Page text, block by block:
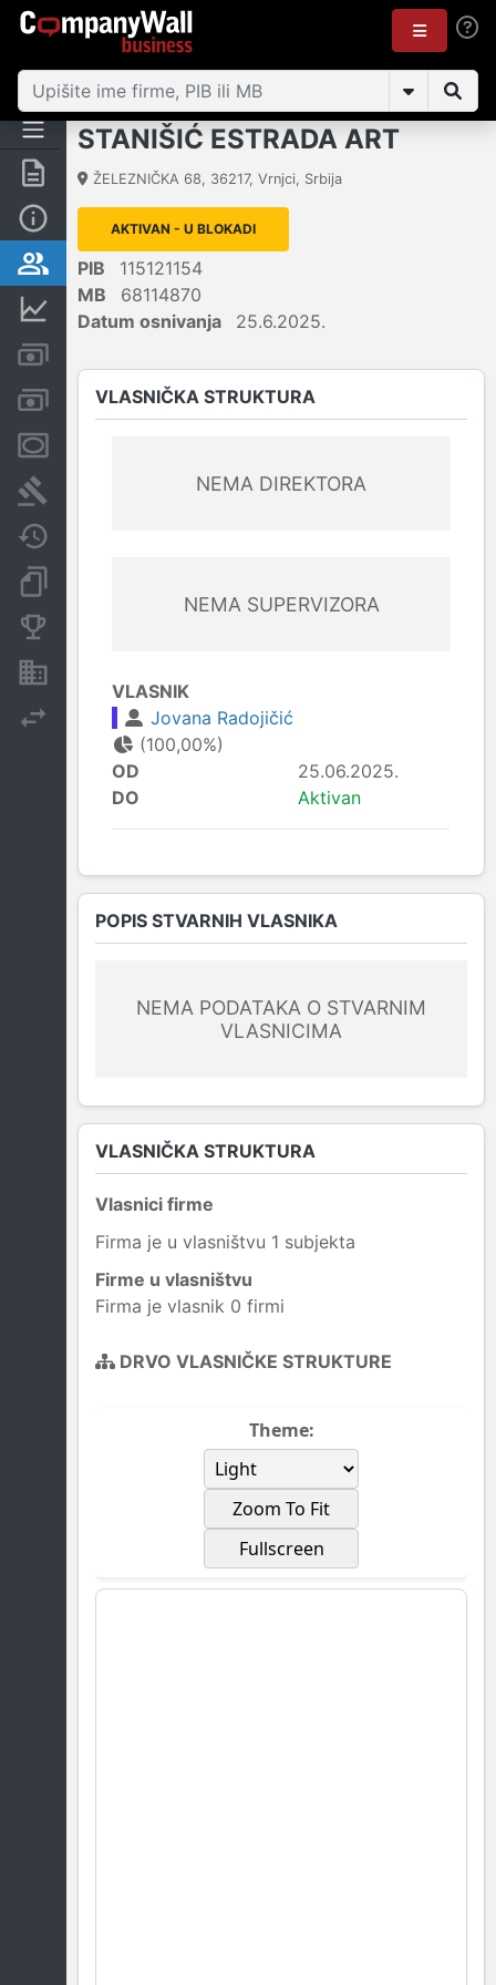
Rezime
Vlasnička struktura
Računi i blokade
STANIŠIĆ ESTRADA ART
ŽELEZNIČKA 68, 36217, Vrnjci, Srbija
AKTIVAN - U BLOKADI
PIB
115121154
MB
68114870
Datum osnivanja
25.6.2025.
VLASNIČKA STRUKTURA
NEMA DIREKTORA
NEMA SUPERVIZORA
VLASNIK
Jovana Radojičić
(100,00%)
OD
25.06.2025.
DO
Aktivan
POPIS STVARNIH VLASNIKA
NEMA PODATAKA O STVARNIM
VLASNICIMA
VLASNIČKA STRUKTURA
Vlasnici firme
Firma je u vlasništvu 1 subjekta
Firme u vlasništvu
Firma je vlasnik 0 firmi
DRVO VLASNIČKE STRUKTURE
Theme:
Zoom To Fit
Fullscreen